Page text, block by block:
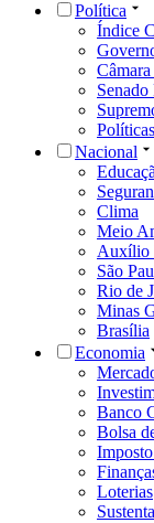
Política
Índice
Senado
Nacional
Clima
Meio
Auxílio
São
Rio de
Minas
Brasília
Economia
Banco
Bolsa
Loterias